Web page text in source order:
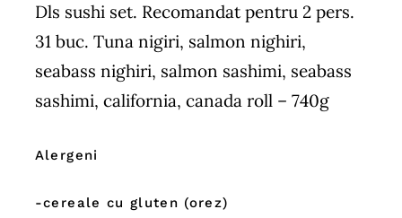
Dls sushi set. Recomandat pentru 2 pers.
31 buc. Tuna nigiri, salmon nighiri,
seabass nighiri, salmon sashimi, seabass
sashimi, california, canada roll – 740g
Alergeni
-cereale cu gluten (orez)